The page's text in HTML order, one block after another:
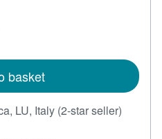
basket
LU, Italy (2-star seller)